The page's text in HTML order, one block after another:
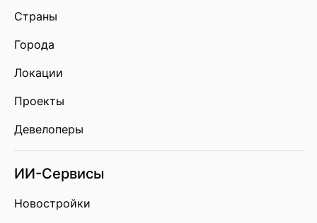
Страны
Города
Локации
Проекты
Девелоперы
ИИ-Сервисы
Новостройки